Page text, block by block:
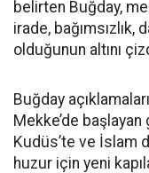
belirten Buğday,
irade,
olduğunun altını
Buğday
Mekke’de başlayan
Kudüs’te ve İslam
huzur için yeni